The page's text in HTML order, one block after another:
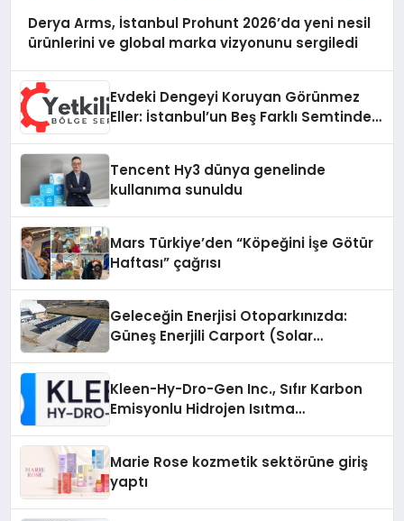
Derya Arms, İstanbul Prohunt 2026’da yeni nesil
ürünlerini ve global marka vizyonunu sergiledi
Evdeki Dengeyi Koruyan Görünmez
Eller: İstanbul’un Beş Farklı Semtinde
Tencent Hy3 dünya genelinde
kullanıma sunuldu
Mars Türkiye’den “Köpeğini İşe Götür
Haftası” çağrısı
Geleceğin Enerjisi Otoparkınızda:
Güneş Enerjili Carport (Solar
Kleen-Hy-Dro-Gen Inc., Sıfır Karbon
Emisyonlu Hidrojen Isıtma
Marie Rose kozmetik sektörüne giriş
yaptı